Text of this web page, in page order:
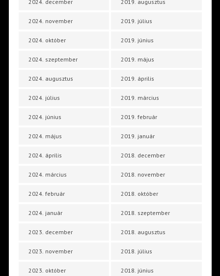
2024. december
2024. november
2024. október
2024. szeptember
2024. augusztus
2024. július
2024. június
2024. május
2024. április
2024. március
2024. február
2024. január
2023. december
2023. november
2023. október
2019. augusztus
2019. július
2019. június
2019. május
2019. április
2019. március
2019. február
2019. január
2018. december
2018. november
2018. október
2018. szeptember
2018. augusztus
2018. július
2018. június